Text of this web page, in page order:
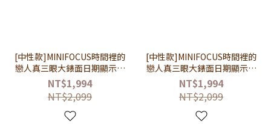
[中性款]MINIFOCUS時間裡的
戀人真三眼大錶面日期顯示金
屬米蘭鍊帶手錶
【WMF0183】-玫金邊黑面
NT$1,994
NT$2,099
[中性款]MINIFOCUS時間裡的
戀人真三眼大錶面日期顯示金
屬米蘭鍊帶手錶
【WMF0183】-玫金邊藍面
NT$1,994
NT$2,099